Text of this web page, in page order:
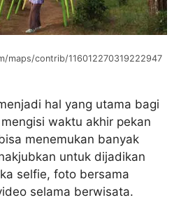
maps/contrib/116012270319222947
hal yang utama bagi
waktu akhir pekan
menemukan banyak
untuk dijadikan
selfie, foto bersama
selama berwisata.